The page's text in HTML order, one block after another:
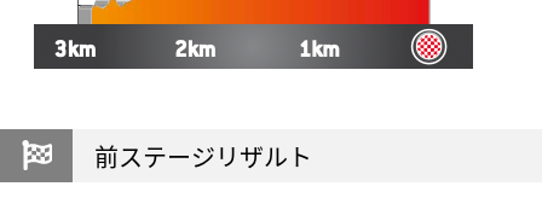
前ステージリザルト